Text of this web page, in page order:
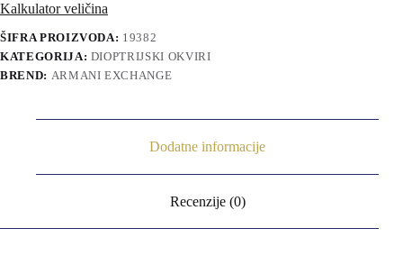
Kalkulator veličina
ŠIFRA PROIZVODA: 19382
KATEGORIJA: DIOPTRIJSKI OKVIRI
BREND: ARMANI EXCHANGE
Dodatne informacije
Recenzije (0)